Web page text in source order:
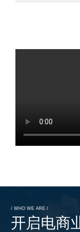
/ WHO WE ARE /
开启电商